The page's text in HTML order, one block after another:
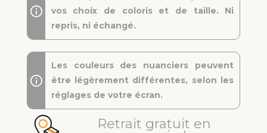
vos choix de coloris et de taille. Ni
repris, ni échangé.
Les couleurs des nuanciers peuvent
être légèrement différentes, selon les
réglages de votre écran.
Retrait gratuit en